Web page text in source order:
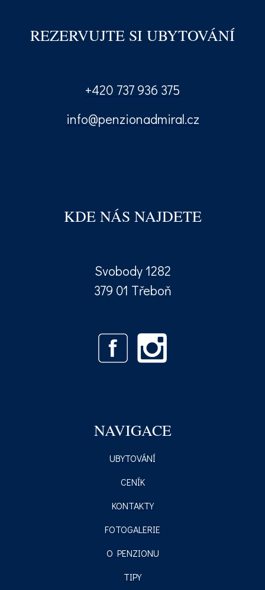
REZERVUJTE SI UBYTOVÁNÍ
+420 737 936 375
info@penzionadmiral.cz
KDE NÁS NAJDETE
Svobody 1282
379 01 Třeboň
NAVIGACE
UBYTOVÁNÍ
CENÍK
KONTAKTY
FOTOGALERIE
O PENZIONU
TIPY